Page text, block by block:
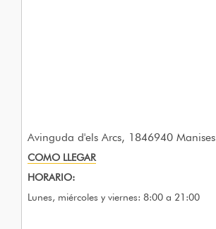
Avinguda d'els Arcs, 1846940 Manises
COMO LLEGAR
HORARIO:
Lunes, miércoles y viernes: 8:00 a 21:00